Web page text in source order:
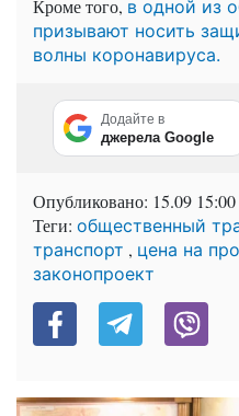
Кроме того, в одной из
призывают носить
волны коронавируса.
Додайте в
джерела Google
Опубликовано: 15.09 15:00
Теги: общественный
транспорт , цена на
законопроект